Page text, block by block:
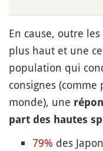
En cause, outre
plus haut et une
population qui
consignes
monde), une
part des hautes
79% des